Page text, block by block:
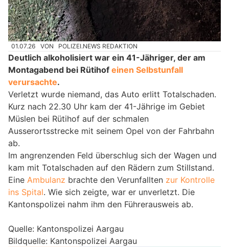
01.07.26 VON POLIZEI.NEWS REDAKTION
Deutlich alkoholisiert war ein 41-Jähriger, der am
Montagabend bei Rütihof einen Selbstunfall
verursachte.
Verletzt wurde niemand, das Auto erlitt Totalschaden.
Kurz nach 22.30 Uhr kam der 41-Jährige im Gebiet
Müslen bei Rütihof auf der schmalen
Ausserortsstrecke mit seinem Opel von der Fahrbahn
ab.
Im angrenzenden Feld überschlug sich der Wagen und
kam mit Totalschaden auf den Rädern zum Stillstand.
Eine Ambulanz brachte den Verunfallten zur Kontrolle
ins Spital. Wie sich zeigte, war er unverletzt. Die
Kantonspolizei nahm ihm den Führerausweis ab.
Quelle: Kantonspolizei Aargau
Bildquelle: Kantonspolizei Aargau